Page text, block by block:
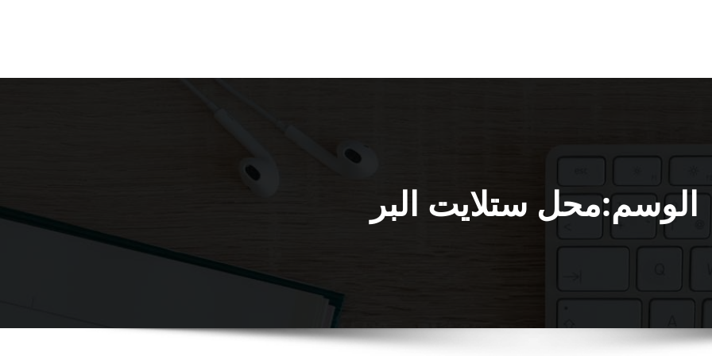
الوسم:محل ستلايت البر